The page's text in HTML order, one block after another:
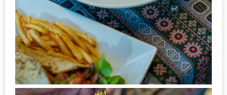
เป็น
ส่วน
ตัว
นโยบาย
ความ
เป็น